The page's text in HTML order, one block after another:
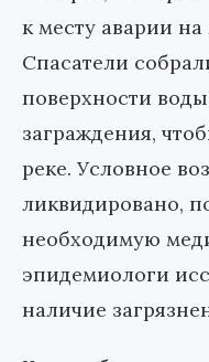
к месту аварии на
Спасатели
поверхности
заграждения,
реке. Условное
ликвидировано,
необходимую
эпидемиологи
наличие